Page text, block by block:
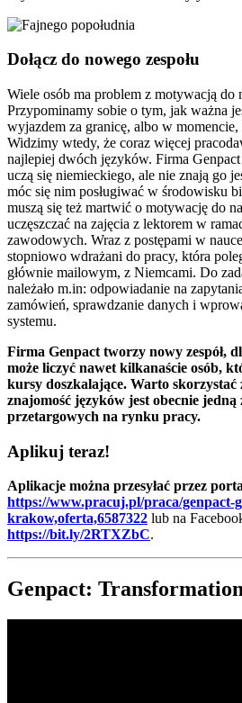
Dołącz do nowego zespołu
Wiele osób ma problem z motywacją do
Przypominamy sobie o tym, jak ważna
wyjazdem za granicę, albo w
Widzimy wtedy, że coraz więcej
najlepiej dwóch języków. Firma Genpact
uczą się niemieckiego, ale nie znają go
móc się nim posługiwać w środowisku
muszą się też martwić o motywację do
uczęszczać na zajęcia z lektorem w
zawodowych. Wraz z postępami w
stopniowo wdrażani do pracy, która
głównie mailowym, z Niemcami. Do
należało m.in: odpowiadanie na
zamówień, sprawdzanie danych i
systemu.
Firma Genpact tworzy nowy zespół,
może liczyć nawet kilkanaście osób,
kursy doszkalające. Warto skorzystać
znajomość języków jest obecnie
przetargowych na rynku pracy.
Aplikuj teraz!
Aplikacje można przesyłać przez
https://www.pracuj.pl/praca/genpact-
krakow,oferta,6587322 lub na
https://bit.ly/2RTXZbC.
Genpact: